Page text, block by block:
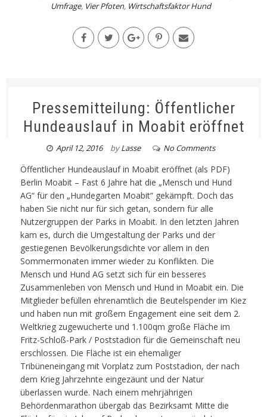
Umfrage, Vier Pfoten, Wirtschaftsfaktor Hund
Pressemitteilung: Öffentlicher
Hundeauslauf in Moabit eröffnet
April 12, 2016 byLasse No Comments
Öffentlicher Hundeauslauf in Moabit eröffnet (als PDF)
Berlin Moabit – Fast 6 Jahre hat die „Mensch und Hund
AG“ für den „Hundegarten Moabit“ gekämpft. Doch das
haben Sie nicht nur für sich getan, sondern für alle
Nutzergruppen der Parks in Moabit. In den letzten Jahren
kam es, durch die Umgestaltung der Parks und der
gestiegenen Bevölkerungsdichte vor allem in den
Sommermonaten immer wieder zu Konflikten. Die
Mensch und Hund AG setzt sich für ein besseres
Zusammenleben von Mensch und Hund in Moabit ein. Die
Mitglieder befüllen ehrenamtlich die Beutelspender im Kiez
und haben nun mit großem Engagement eine seit dem 2.
Weltkrieg zugewucherte und 1.100qm große Fläche im
Fritz-Schloß-Park / Poststadion für die Gemeinschaft neu
erschlossen. Die Fläche ist ein ehemaliger
Tribüneneingang mit Vorplatz zum Poststadion, der nach
dem Krieg Jahrzehnte eingezäunt und der Natur
überlassen wurde. Nach einem mehrjährigen
Behördenmarathon übergab das Bezirksamt Mitte die